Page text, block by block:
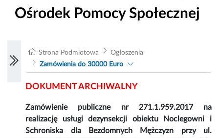
Ośrodek Pomocy Społecznej
Strona Podmiotowa
Ogłoszenia
Zamówienia do 30000 Euro
DOKUMENT ARCHIWALNY
Zamówienie publiczne nr 271.1.959.2017 na
realizację usługi dezynsekcji obiektu Noclegowni i
Schroniska dla Bezdomnych Mężczyzn przy ul.